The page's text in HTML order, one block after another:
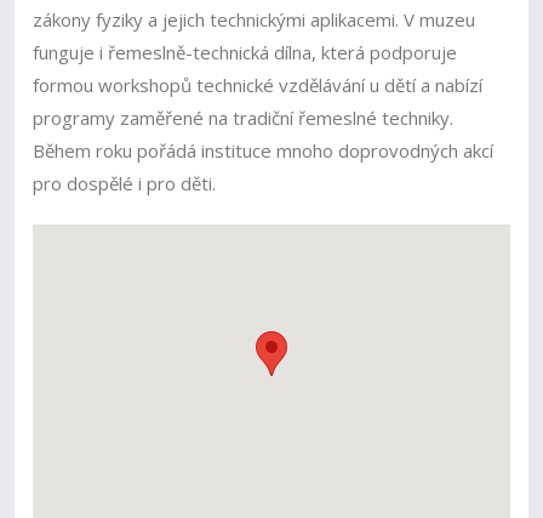
zákony fyziky a jejich technickými aplikacemi. V muzeu
funguje i řemeslně-technická dílna, která podporuje
formou workshopů technické vzdělávání u dětí a nabízí
programy zaměřené na tradiční řemeslné techniky.
Během roku pořádá instituce mnoho doprovodných akcí
pro dospělé i pro děti.